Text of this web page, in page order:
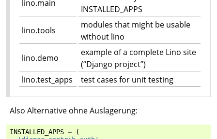
lino.main
INSTALLED_APPS
lino.tools
modules that might be usable
without lino
lino.demo
example of a complete Lino site
(“Django project”)
lino.test_apps
test cases for unit testing
Also Alternative ohne Auslagerung:
INSTALLED_APPS =
(